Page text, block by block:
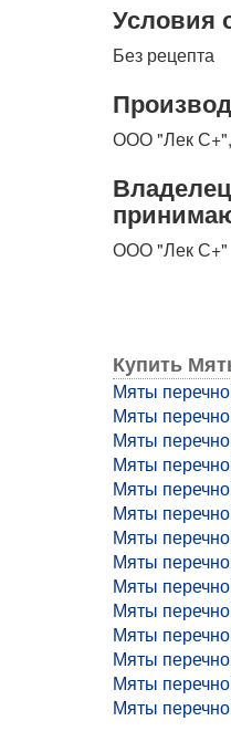
Условия
Без рецепта
ООО "Лек С+",
ООО "Лек С+"
Купить
Мяты
Мяты
Мяты
Мяты
Мяты
Мяты
Мяты
Мяты
Мяты
Мяты
Мяты
Мяты
Мяты
Мяты